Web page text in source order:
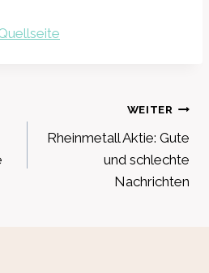
WEITER
Rheinmetall Aktie: Gute
und schlechte
Nachrichten